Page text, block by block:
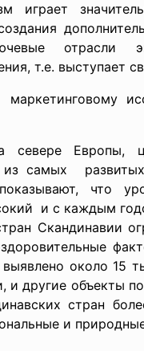
играет
отрасли
т.е. выступает
севере Европы,
самых
что
и с каждым
Скандинавии
около 15
другие объекты
стран
и